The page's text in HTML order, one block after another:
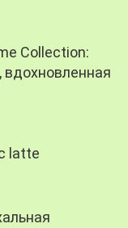
Collection:
вдохновленная
latte